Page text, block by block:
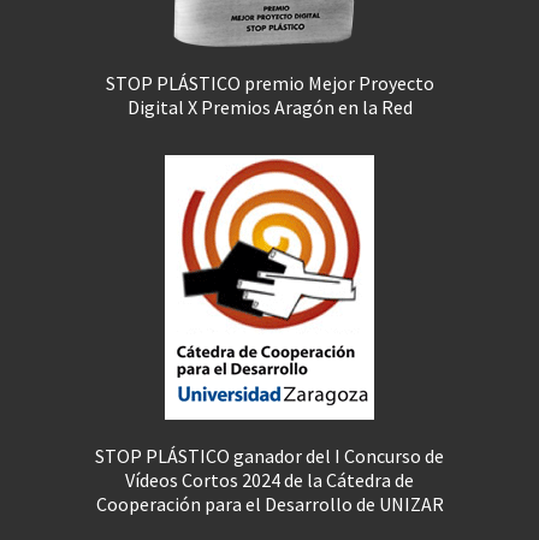
STOP PLÁSTICO premio Mejor Proyecto
Digital X Premios Aragón en la Red
STOP PLÁSTICO ganador del I Concurso de
Vídeos Cortos 2024 de la Cátedra de
Cooperación para el Desarrollo de UNIZAR